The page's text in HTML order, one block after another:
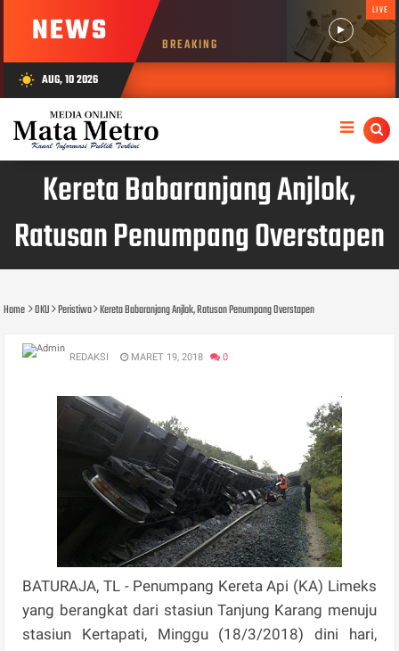
NEWS BREAKING
LIVE
wb_sunny AUG, 10 2026
Kereta Babaranjang Anjlok,
Ratusan Penumpang Overstapen
Home OKU Peristiwa Kereta Babaranjang Anjlok, Ratusan Penumpang Overstapen
REDAKSI MARET 19, 2018 0
BATURAJA, TL - Penumpang Kereta Api (KA) Limeks
yang berangkat dari stasiun Tanjung Karang menuju
stasiun Kertapati, Minggu (18/3/2018) dini hari,